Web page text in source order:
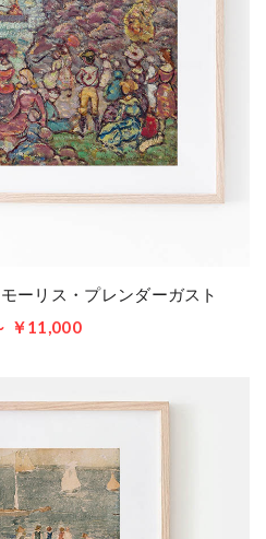
ーリス・プレンダーガスト
￥11,000